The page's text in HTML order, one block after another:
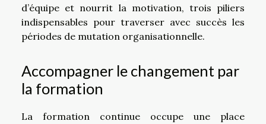
d’équipe et nourrit la motivation, trois piliers
indispensables pour traverser avec succès les
périodes de mutation organisationnelle.
Accompagner le changement par
la formation
La formation continue occupe une place